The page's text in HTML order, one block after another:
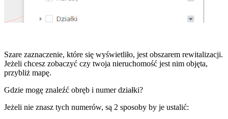
Szare zaznaczenie, które się wyświetliło, jest obszarem rewitalizacji.
Jeżeli chcesz zobaczyć czy twoja nieruchomość jest nim objęta,
przybliż mapę.
Gdzie mogę znaleźć obręb i numer działki?
Jeżeli nie znasz tych numerów, są 2 sposoby by je ustalić: